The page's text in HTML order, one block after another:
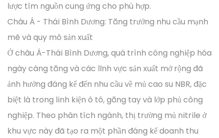
lược tìm nguồn cung ứng cho phù hợp.
Châu Á - Thái Bình Dương: Tăng trưởng nhu cầu mạnh
mẽ và quy mô sản xuất
Ở châu Á-Thái Bình Dương, quá trình công nghiệp hóa
ngày càng tăng và các lĩnh vực sản xuất mở rộng đã
ảnh hưởng đáng kể đến nhu cầu về mủ cao su NBR, đặc
biệt là trong linh kiện ô tô, găng tay và lớp phủ công
nghiệp. Theo phân tích ngành, thị trường mủ nitrile ở
khu vực này đã tạo ra một phần đáng kể doanh thu